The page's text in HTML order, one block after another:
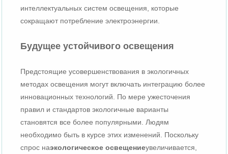
интеллектуальных систем освещения, которые
сокращают потребление электроэнергии.
Будущее устойчивого освещения
Предстоящие усовершенствования в экологичных
методах освещения могут включать интеграцию более
инновационных технологий. По мере ужесточения
правил и стандартов экологичные варианты
становятся все более популярными. Людям
необходимо быть в курсе этих изменений. Поскольку
спрос наэкологическое освещениеувеличивается,